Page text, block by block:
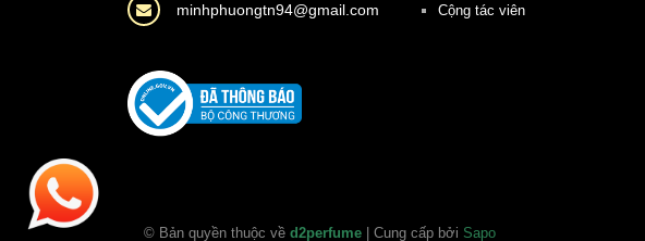
minhphuongtn94@gmail.com Cộng tác viên
© Bản quyền thuộc về d2perfume | Cung cấp bởi Sapo